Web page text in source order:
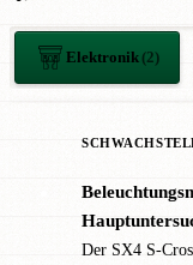
Elektronik(2)
Der SX4 S-